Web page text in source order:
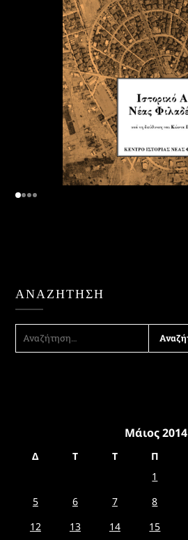
ΑΝΑΖΉΤΗΣΗ
ΑΝΑΖΉΤΗΣΗ
ΓΙΑ:
Μάιος 2014
Δ Τ Τ Π
1
5
6 7 8
12
13 14 15